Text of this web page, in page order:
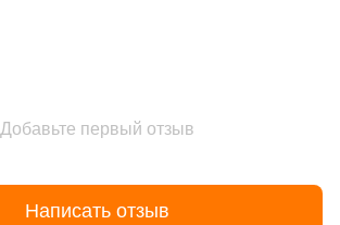
Добавьте первый отзыв
Написать отзыв